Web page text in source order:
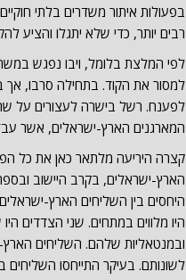
בפעולות איתור משדרים בלתי
רבים יותר, כדי שלא יתגלו והציע
לפי המלצת בלומל, ויבו נפגש
למסור את הקוד. בתחילה סרבו,
לפענח. רשל בישרה לעצורים על
המארגנים הארץ-ישראלים, אשר
קצרה היריעה מלתאר כאן את כל
הארץ-ישראלים, בקרב היישוב
היחסים בין השליחים הארץ-
היו מלווים במתחים. שני הצדדים
ובמנטאליות שלהם. השליחים הארץ-
לשונותם. בעיקר התייחסו